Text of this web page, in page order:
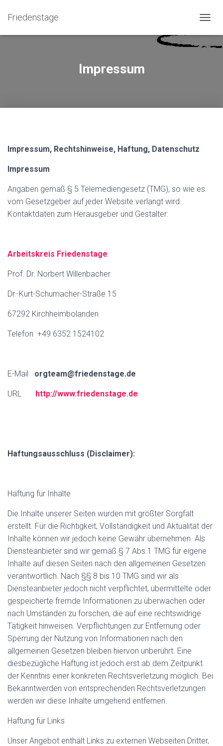
Friedenstage
A
Impressum
Impressum, Rechtshinweise, Haftung, Datenschutz
Impressum
Angaben gemäß § 5 Telemediengesetz (TMG), so wie es
vom Gesetzgeber auf jeder Website verlangt wird.
Kontaktdaten zum Herausgeber und Gestalter:
Arbeitskreis Friedenstage
Prof. Dr. Norbert Willenbacher
Dr.-Kurt-Schumacher-Straße 15
67292 Kirchheimbolanden
Telefon +49 6352 1524102
E-Mail orgteam@friedenstage.de
URL http://www.friedenstage.de
Haftungsausschluss (Disclaimer):
Haftung für Inhalte
Die Inhalte unserer Seiten wurden mit größter Sorgfalt
erstellt. Für die Richtigkeit, Vollständigkeit und Aktualität der
Inhalte können wir jedoch keine Gewähr übernehmen. Als
Diensteanbieter sind wir gemäß § 7 Abs.1 TMG für eigene
Inhalte auf diesen Seiten nach den allgemeinen Gesetzen
verantwortlich. Nach §§ 8 bis 10 TMG sind wir als
Diensteanbieter jedoch nicht verpflichtet, übermittelte oder
gespeicherte fremde Informationen zu überwachen oder
nach Umständen zu forschen, die auf eine rechtswidrige
Tätigkeit hinweisen. Verpflichtungen zur Entfernung oder
Sperrung der Nutzung von Informationen nach den
allgemeinen Gesetzen bleiben hiervon unberührt. Eine
diesbezügliche Haftung ist jedoch erst ab dem Zeitpunkt
der Kenntnis einer konkreten Rechtsverletzung möglich. Bei
Bekanntwerden von entsprechenden Rechtsverletzungen
werden wir diese Inhalte umgehend entfernen.
Haftung für Links
Unser Angebot enthält Links zu externen Webseiten Dritter,